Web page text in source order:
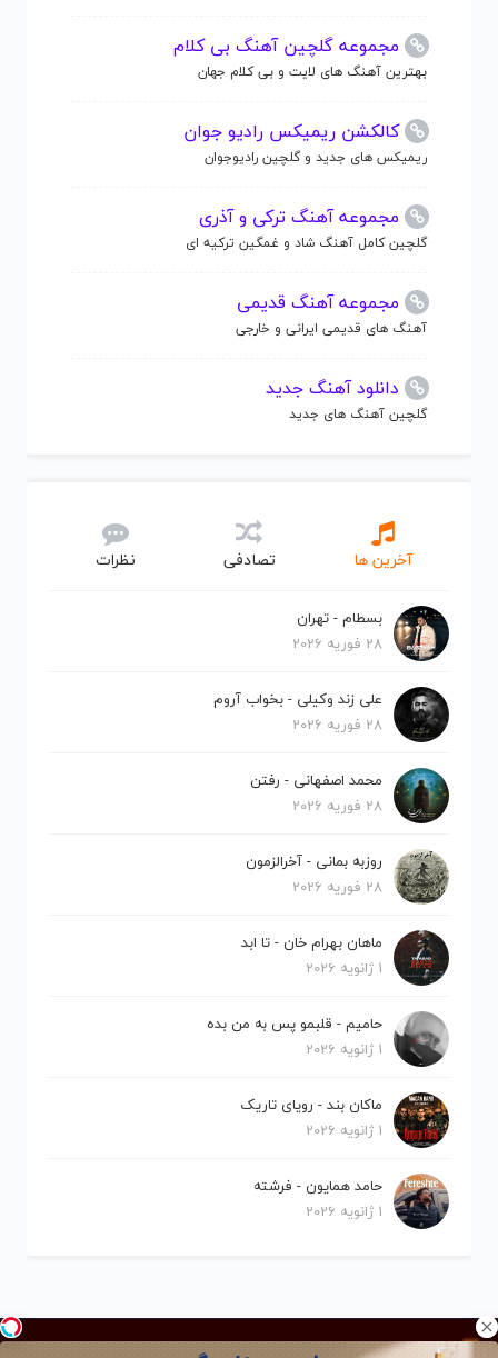
مجموعه گلچین آهنگ بی کلام
بهترین آهنگ های لایت و بی کلام جهان
کالکشن ریمیکس رادیو جوان
ریمیکس های جدید و گلچین رادیوجوان
مجموعه آهنگ ترکی و آذری
گلچین کامل آهنگ شاد و غمگین ترکیه ای
مجموعه آهنگ قدیمی
آهنگ های قدیمی ایرانی و خارجی
دانلود آهنگ جدید
گلچین آهنگ های جدید
آخرین ها تصادفی نظرات
بسطام - تهران
28 فوریه 2026
علی زند وکیلی - بخواب آروم
28 فوریه 2026
محمد اصفهانی - رفتن
28 فوریه 2026
روزبه بمانی - آخرالزمون
28 فوریه 2026
ماهان بهرام خان - تا ابد
1 ژانویه 2026
حامیم - قلبمو پس به من بده
1 ژانویه 2026
ماکان بند - رویای تاریک
1 ژانویه 2026
حامد همایون - فرشته
1 ژانویه 2026
کلیه حقوق برای نیلو موزیک محفوظ است.